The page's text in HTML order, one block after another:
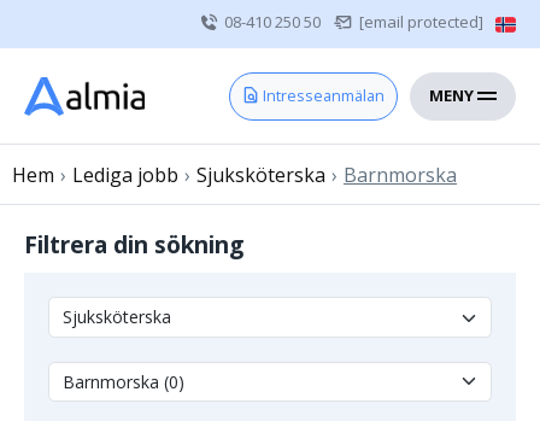
08-410 250 50 [email protected]
Intresseanmälan MENY
Hem
Vårdgivare
Om oss
Kontakt
Hem › Lediga jobb › Sjuksköterska › Barnmorska
Filtrera din sökning